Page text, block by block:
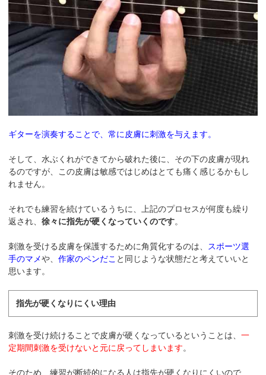
ギターを演奏することで、常に皮膚に刺激を与えます。
そして、水ぶくれができてから破れた後に、その下の皮膚が現れ
るのですが、この皮膚は敏感ではじめはとても痛く感じるかもし
れません。
それでも練習を続けているうちに、上記のプロセスが何度も繰り
返され、徐々に指先が硬くなっていくのです。
刺激を受ける皮膚を保護するために角質化するのは、 スポーツ選
手のマメや、作家のペンだこ と同じような状態だと考えていいと
思います。
指先が硬くなりにくい理由
刺激を受け続けることで皮膚が硬くなっているということは、一
定期間刺激を受けないと元に戻ってしまいます。
そのため、練習が断続的になる人は指先が硬くなりにくいので